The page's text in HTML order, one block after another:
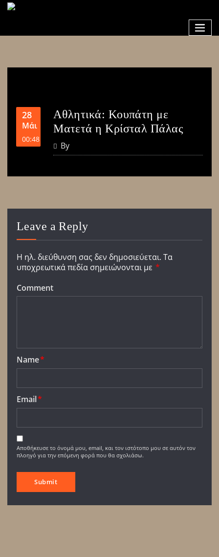
28
Μάι
00:48
Αθλητικά: Κουπάτη με
Ματετά η Κρίσταλ Πάλας
By
Leave a Reply
Η ηλ. διεύθυνση σας δεν δημοσιεύεται. Τα
υποχρεωτικά πεδία σημειώνονται με *
Comment
Name*
Email*
Αποθήκευσε το όνομά μου, email, και τον ιστότοπο μου σε αυτόν τον
πλοηγό για την επόμενη φορά που θα σχολιάσω.